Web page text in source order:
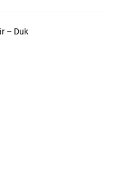
– Duk